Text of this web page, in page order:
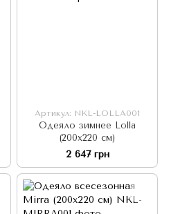
Артикул: NKL-LOLLA001
Одеяло зимнее Lolla
(200х220 см)
2 647 грн